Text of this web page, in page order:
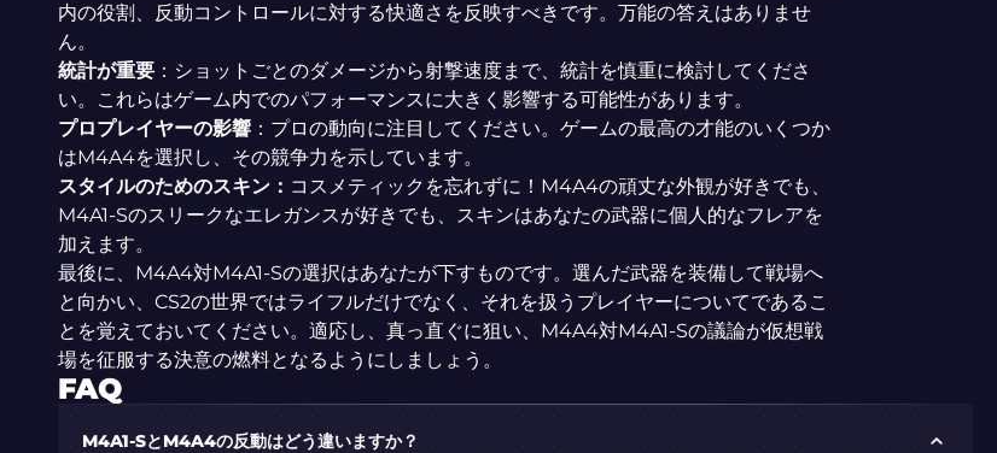
内の役割、反動コントロールに対する快適さを反映すべきです。万能の答えはありませ
ん。
統計が重要：ショットごとのダメージから射撃速度まで、統計を慎重に検討してくださ
い。これらはゲーム内でのパフォーマンスに大きく影響する可能性があります。
プロプレイヤーの影響：プロの動向に注目してください。ゲームの最高の才能のいくつか
はM4A4を選択し、その競争力を示しています。
スタイルのためのスキン： コスメティックを忘れずに！M4A4の頑丈な外観が好きでも、
M4A1-Sのスリークなエレガンスが好きでも、スキンはあなたの武器に個人的なフレアを
加えます。
最後に、M4A4対M4A1-Sの選択はあなたが下すものです。選んだ武器を装備して戦場へ
と向かい、CS2の世界ではライフルだけでなく、それを扱うプレイヤーについてであるこ
とを覚えておいてください。適応し、真っ直ぐに狙い、M4A4対M4A1-Sの議論が仮想戦
場を征服する決意の燃料となるようにしましょう。
FAQ
M4A1-SとM4A4の反動はどう違いますか？